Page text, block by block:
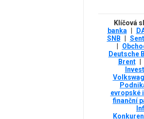
Klíčová
banka
SNB
Deutsche
Brent
evropské
finanční